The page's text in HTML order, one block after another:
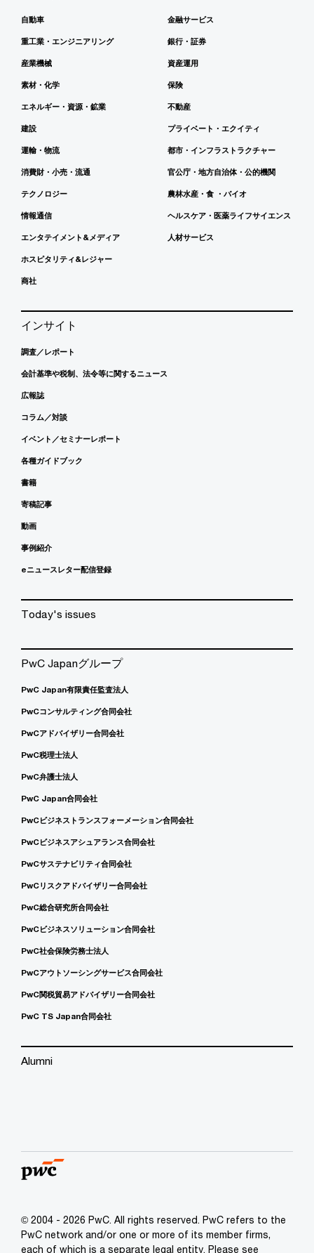
自動車
重工業・エンジニアリング
産業機械
素材・化学
エネルギー・資源・鉱業
建設
運輸・物流
消費財・小売・流通
テクノロジー
情報通信
エンタテイメント&メディア
ホスピタリティ&レジャー
商社
金融サービス
銀行・証券
資産運用
保険
不動産
プライベート・エクイティ
都市・インフラストラクチャー
官公庁・地方自治体・公的機関
農林水産・食 ・バイオ
ヘルスケア・医薬ライフサイエンス
人材サービス
インサイト
調査／レポート
会計基準や税制、法令等に関するニュース
広報誌
コラム／対談
イベント／セミナーレポート
各種ガイドブック
書籍
寄稿記事
動画
事例紹介
eニュースレター配信登録
Today's issues
PwC Japanグループ
PwC Japan有限責任監査法人
PwCコンサルティング合同会社
PwCアドバイザリー合同会社
PwC税理士法人
PwC弁護士法人
PwC Japan合同会社
PwCビジネストランスフォーメーション合同会社
PwCビジネスアシュアランス合同会社
PwCサステナビリティ合同会社
PwCリスクアドバイザリー合同会社
PwC総合研究所合同会社
PwCビジネスソリューション合同会社
PwC社会保険労務士法人
PwCアウトソーシングサービス合同会社
PwC関税貿易アドバイザリー合同会社
PwC TS Japan合同会社
Alumni
© 2004 - 2026 PwC. All rights reserved. PwC refers to the
PwC network and/or one or more of its member firms,
each of which is a separate legal entity. Please see